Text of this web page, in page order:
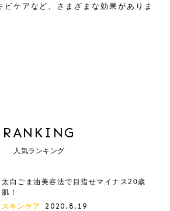
ビケアなど、さまざまな効果がありま
RANKING
人気ランキング
太白ごま油美容法で目指せマイナス20歳
肌！
スキンケア
2020.8.19